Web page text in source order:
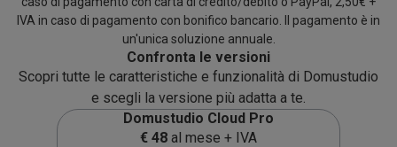
IVA in caso di pagamento con bonifico bancario. Il pagamento è in
un'unica soluzione annuale.
Confronta le versioni
Scopri tutte le caratteristiche e funzionalità di Domustudio
e scegli la versione più adatta a te.
Domustudio Cloud Pro
€ 48 al mese + IVA